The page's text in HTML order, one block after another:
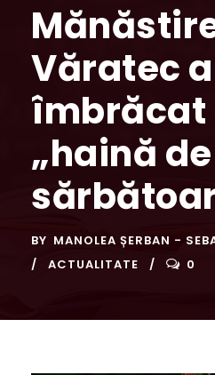
Văratec a
îmbrăcat
„haină de
BY MANOLEA ȘERBAN -
ACTUALITATE
0